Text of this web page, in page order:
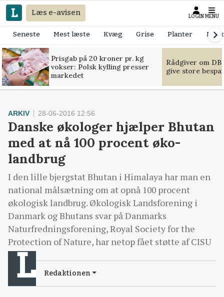
Læs e-avisen LOGIN MENU
Seneste Mest læste Kvæg Grise Planter
Prisgab på 20 kroner pr. kg
vokser: Polsk kylling presser
markedet
Rådgiver om
give store
ARKIV 28-06-2016 12:56
Danske økologer hjælper Bhutan
med at nå 100 procent øko-
landbrug
I den lille bjergstat Bhutan i Himalaya har man en
national målsætning om at opnå 100 procent
økologisk landbrug. Økologisk Landsforening i
Danmark og Bhutans svar på Danmarks
Naturfredningsforening, Royal Society for the
Protection of Nature, har netop fået støtte af CISU
Redaktionen